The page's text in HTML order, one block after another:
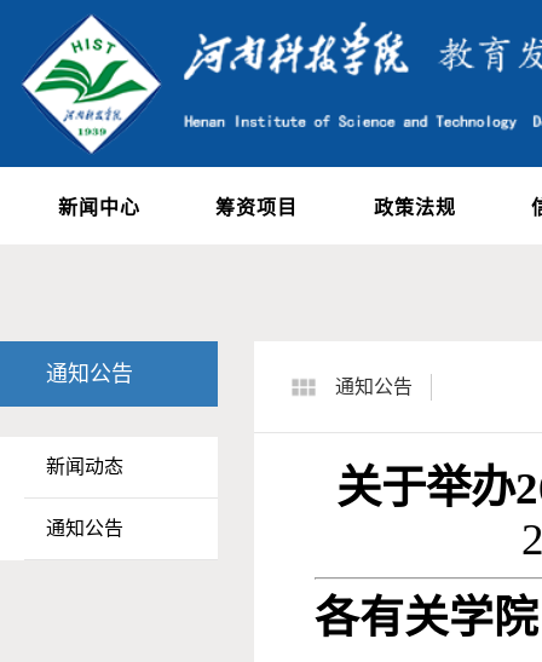
新闻中心 筹资项目 政策法规
通知公告
新闻动态
通知公告
通知公告
关于举办
各有关学